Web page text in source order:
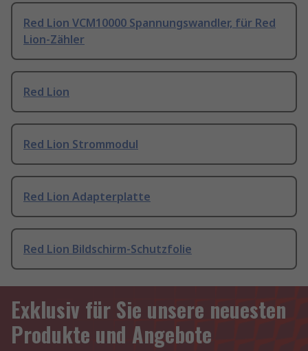
Red Lion VCM10000 Spannungswandler, für Red
Lion-Zähler
Red Lion
Red Lion Strommodul
Red Lion Adapterplatte
Red Lion Bildschirm-Schutzfolie
Exklusiv für Sie unsere neuesten
Produkte und Angebote